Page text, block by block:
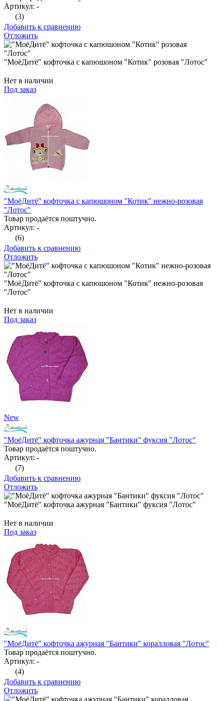
Артикул: -
(3)
Добавить к сравнению
Отложить
"МоёДитё" кофточка с капюшоном "Котик" розовая "Лотос"
Нет в наличии
Под заказ
"МоёДитё" кофточка с капюшоном "Котик" нежно-розовая
"Лотос"
Товар продаётся поштучно.
Артикул: -
(6)
Добавить к сравнению
Отложить
"МоёДитё" кофточка с капюшоном "Котик" нежно-розовая
"Лотос"
Нет в наличии
Под заказ
New
"МоёДитё" кофточка ажурная "Бантики" фуксия "Лотос"
Товар продаётся поштучно.
Артикул: -
(7)
Добавить к сравнению
Отложить
"МоёДитё" кофточка ажурная "Бантики" фуксия "Лотос"
Нет в наличии
Под заказ
"МоёДитё" кофточка ажурная "Бантики" коралловая "Лотос"
Товар продаётся поштучно.
Артикул: -
(4)
Добавить к сравнению
Отложить